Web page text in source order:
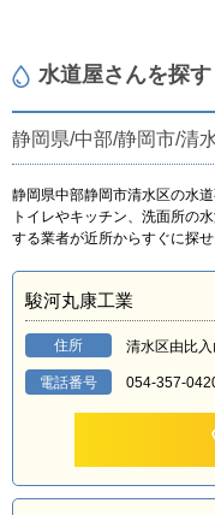
水道屋さんを探す
静岡県/中部/静岡市/清
静岡県中部静岡市清水区の水道
トイレやキッチン、洗面所の
する業者が近所からすぐに探せ
駿河丸康工業
住所 清水区由比
電話番号 054-357-